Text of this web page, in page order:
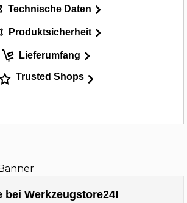
Technische Daten
Produktsicherheit
Lieferumfang
Trusted Shops
bei Werkzeugstore24!